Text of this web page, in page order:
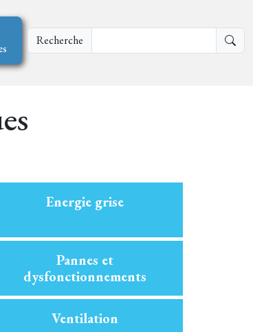
Recherche
Energie grise
Pannes et
dysfonctionnements
Ventilation